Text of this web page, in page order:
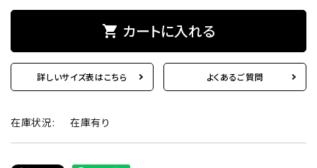
shopping_cart カートに入れる
詳しいサイズ表はこちら よくあるご質問
在庫状況: 在庫有り